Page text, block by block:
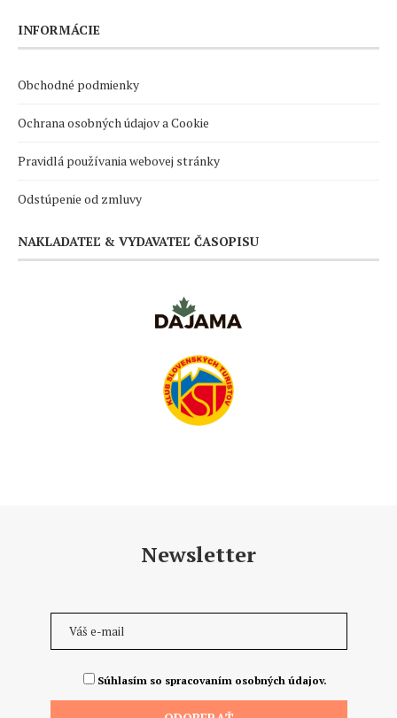
INFORMÁCIE
Obchodné podmienky
Ochrana osobných údajov a Cookie
Pravidlá používania webovej stránky
Odstúpenie od zmluvy
NAKLADATEĽ & VYDAVATEĽ ČASOPISU
Newsletter
Súhlasím so spracovaním osobných údajov.